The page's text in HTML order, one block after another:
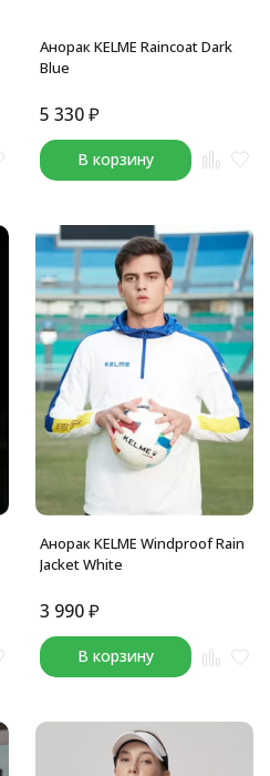
Анорак KELME Raincoat Dark
Blue
5 330₽
В корзину
Анорак KELME Windproof Rain
Jacket White
3 990₽
В корзину